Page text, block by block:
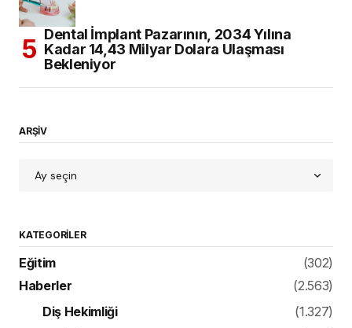
KATEGORILER
Haberler
(2.563)
Yayın
(159)
İngiltere’de Hekimlik
(34)
Kahve Molası
(178)
Bilginizi Ölçün
(10)